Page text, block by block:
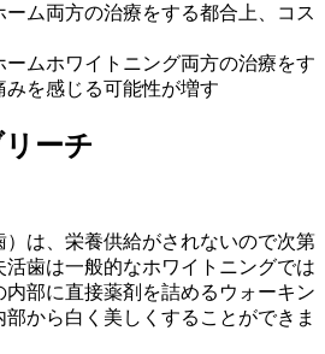
ーム両方の治療をする都合上、コス
ームホワイトニング両方の治療をす
みを感じる可能性が増す
ーチ
は、栄養供給がされないので次第
歯は一般的なホワイトニングでは
部に直接薬剤を詰めるウォーキン
から白く美しくすることができま